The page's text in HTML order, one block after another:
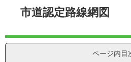
市道認定路線網図
ページ内目